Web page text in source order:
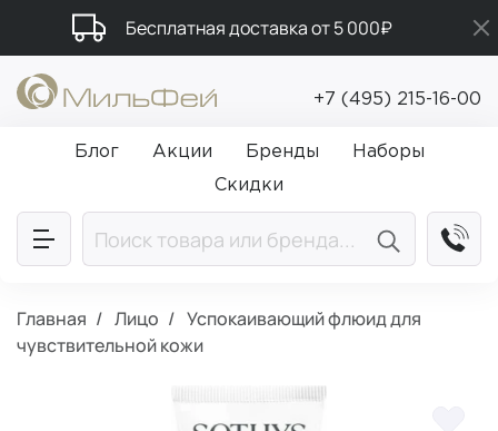
Бесплатная доставка от 5 000₽
Подарки в каждый заказ от 5 000₽
Промокод ПРИВЕТ
+7 (495) 215-16-00
Блог Акции Бренды
Наборы
Скидки
Главная Лицо
Успокаивающий флюид для
чувствительной кожи